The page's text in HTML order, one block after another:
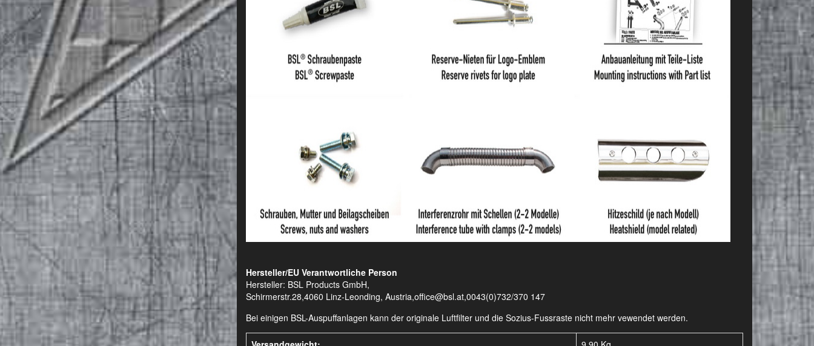
Hersteller/EU Verantwortliche Person
Hersteller: BSL Products GmbH,
Schirmerstr.28,4060 Linz-Leonding, Austria,office@bsl.at,0043(0)732/370 147
Bei einigen BSL-Auspuffanlagen kann der originale Luftfilter und die Sozius-Fussraste nicht mehr vewendet werden.